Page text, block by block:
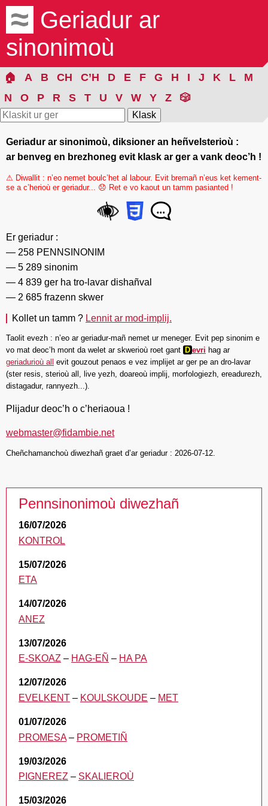
Geriadur ar
sinonimoù
🏠 A B CH C’H D E F G H I J K L
M
N
O P R S T U V W Y Z 🎲
Geriadur ar sinonimoù, diksioner an heñvelsterioù :
ar benveg en brezhoneg evit klask ar ger a vank deoc’h !
⚠ Diwallit : n’eo nemet boulc’het al labour. Evit bremañ n’eus ket kement-
se a c’herioù er geriadur... 😞 Ret e vo kaout un tamm pasianted !
Er geriadur :
258 PENNSINONIM
5 289 sinonim
4 839 ger ha tro-lavar dishañval
2 685 frazenn skwer
Kollet un tamm ? Lennit ar mod-implij.
Taolit evezh : n’eo ar geriadur-mañ nemet ur meneger. Evit pep sinonim e
vo mat deoc’h mont da welet ar skwerioù roet gant D evri hag ar
geriadurioù all evit gouzout penaos e vez implijet ar ger pe an dro-lavar
(ster resis, sterioù all, live yezh, doareoù implij, morfologiezh, ereadurezh,
distagadur, rannyezh...).
Plijadur deoc’h o c’heriaoua !
webmaster@fidambie.net
Cheñchamanchoù diwezhañ graet d’ar geriadur : 2026-07-12.
Pennsinonimoù diwezhañ
16/07/2026
KONTROL
15/07/2026
ETA
14/07/2026
ANEZ
13/07/2026
E-SKOAZ
HAG-EÑ HA PA
12/07/2026
EVELKENT
KOULSKOUDE MET
01/07/2026
PROMESA
PROMETIÑ
19/03/2026
PIGNEREZ
SKALIEROÙ
15/03/2026